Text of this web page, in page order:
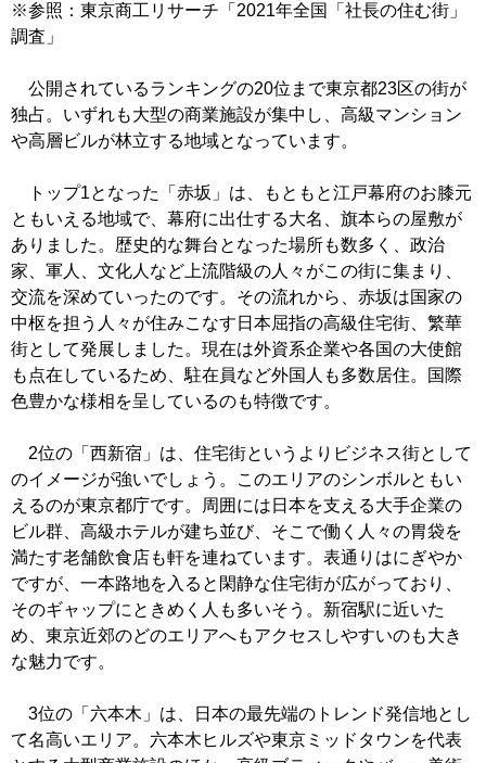
※参照：東京商工リサーチ「2021年全国「社長の住む街」
調査」
公開されているランキングの20位まで東京都23区の街が
独占。いずれも大型の商業施設が集中し、高級マンション
や高層ビルが林立する地域となっています。
トップ1となった「赤坂」は、もともと江戸幕府のお膝元
ともいえる地域で、幕府に出仕する大名、旗本らの屋敷が
ありました。歴史的な舞台となった場所も数多く、政治
家、軍人、文化人など上流階級の人々がこの街に集まり、
交流を深めていったのです。その流れから、赤坂は国家の
中枢を担う人々が住みこなす日本屈指の高級住宅街、繁華
街として発展しました。現在は外資系企業や各国の大使館
も点在しているため、駐在員など外国人も多数居住。国際
色豊かな様相を呈しているのも特徴です。
2位の「西新宿」は、住宅街というよりビジネス街として
のイメージが強いでしょう。このエリアのシンボルともい
えるのが東京都庁です。周囲には日本を支える大手企業の
ビル群、高級ホテルが建ち並び、そこで働く人々の胃袋を
満たす老舗飲食店も軒を連ねています。表通りはにぎやか
ですが、一本路地を入ると閑静な住宅街が広がっており、
そのギャップにときめく人も多いそう。新宿駅に近いた
め、東京近郊のどのエリアへもアクセスしやすいのも大き
な魅力です。
3位の「六本木」は、日本の最先端のトレンド発信地とし
て名高いエリア。六本木ヒルズや東京ミッドタウンを代表